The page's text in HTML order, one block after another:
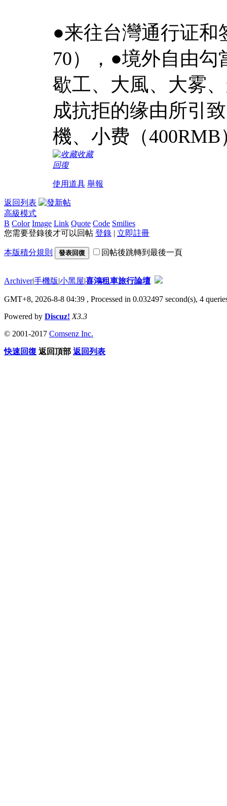
●来往台灣通行证和
70），●境外自由
歇工、大風、大雾
成抗拒的缘由所引
機、小费（400RMB
收藏
回復
使用道具 舉報
返回列表
高級模式
B Color Image Link Quote Code Smilies
您需要登錄後才可以回帖 登錄 | 立即註冊
本版積分規則 發表回復 回帖後跳轉到最後一頁
Archiver|手機版|小黑屋|喜鴻租車旅行論壇
GMT+8, 2026-8-8 04:39 , Processed in 0.032497 second(s), 4
Powered by Discuz! X3.3
© 2001-2017 Comsenz Inc.
快速回復 返回頂部 返回列表